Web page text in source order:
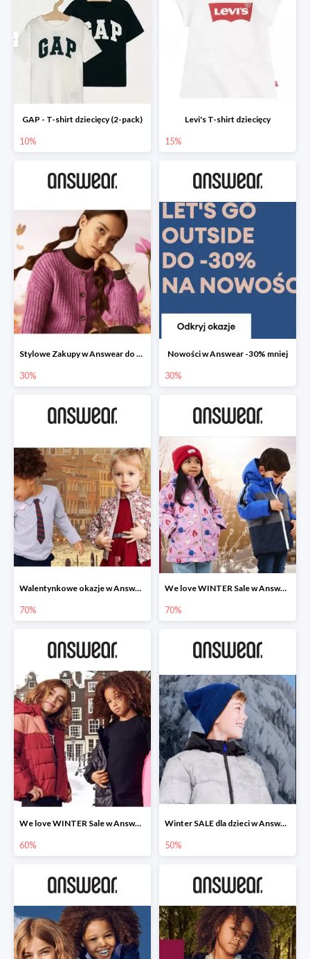
GAP - T-shirt dziecięcy (2-pack)
10%
Levi's T-shirt dziecięcy
15%
Stylowe Zakupy w Answear do -30%
30%
Nowości w Answear -30% mniej
30%
Walentynkowe okazje w Answear do -70%
70%
We love WINTER Sale w Answear do -70%
70%
We love WINTER Sale w Answear do -60%
60%
Winter SALE dla dzieci w Answear do -50%
50%